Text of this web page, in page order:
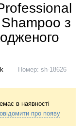
з
Номер: sh-18626
в наявності
про появу